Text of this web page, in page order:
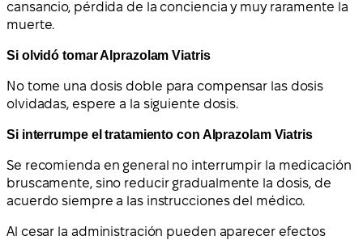
cansancio, pérdida de la conciencia y muy raramente la
muerte.
Si olvidó tomar Alprazolam Viatris
No tome una dosis doble para compensar las dosis
olvidadas, espere a la siguiente dosis.
Si interrumpe el tratamiento con Alprazolam Viatris
Se recomienda en general no interrumpir la medicación
bruscamente, sino reducir gradualmente la dosis, de
acuerdo siempre a las instrucciones del médico.
Al cesar la administración pueden aparecer efectos